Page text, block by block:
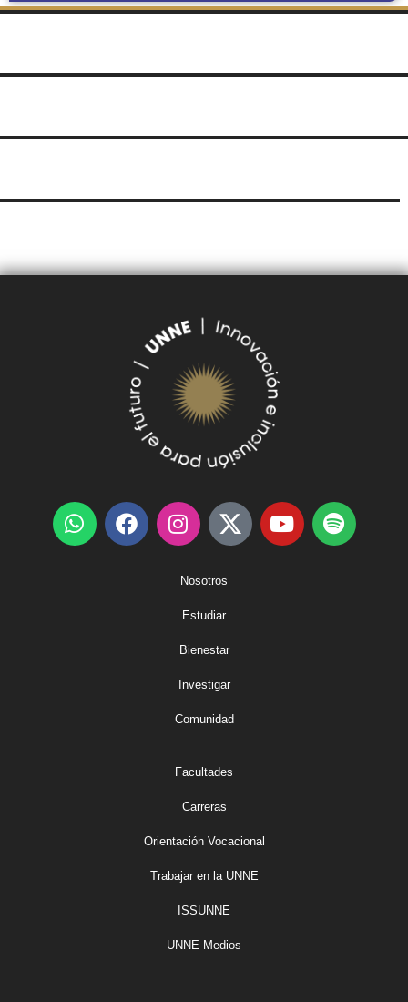
Nosotros
Estudiar
Bienestar
Investigar
Comunidad
Facultades
Carreras
Orientación Vocacional
Trabajar en la UNNE
ISSUNNE
UNNE Medios